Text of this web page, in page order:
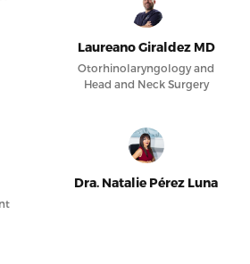
Laureano Giraldez MD
Otorhinolaryngology and
Head and Neck Surgery
Dra. Natalie Pérez Luna